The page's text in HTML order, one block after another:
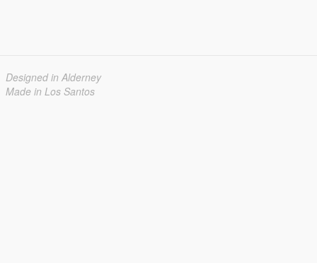
Designed in Alderney
Made in Los Santos